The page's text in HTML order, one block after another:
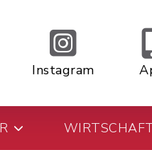
Instagram